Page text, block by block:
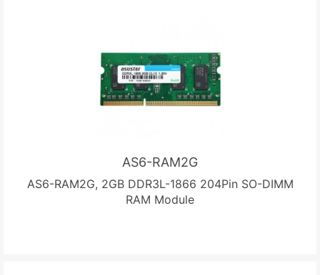
AS6-RAM2G
AS6-RAM2G, 2GB DDR3L-1866 204Pin SO-DIMM
RAM Module